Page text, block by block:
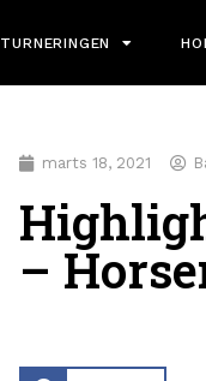
TURNERINGEN
marts 18, 2021
–